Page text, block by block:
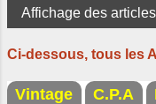
A
r
t
Affichage des
Ci-dessous, tous les
Vintage C.P.A